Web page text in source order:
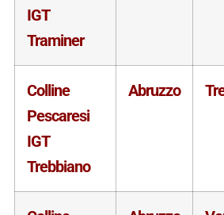
IGT
Traminer
Colline
Pescaresi
IGT
Trebbiano
Abruzzo